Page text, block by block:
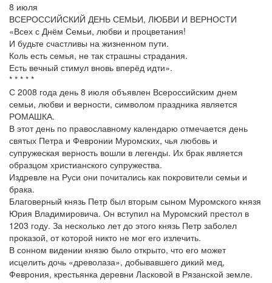
8 июля
ВСЕРОССИЙСКИЙ ДЕНЬ СЕМЬИ, ЛЮБВИ И ВЕРНОСТИ
«Всех с Днём Семьи, любви и процветания!
И будьте счастливы на жизненном пути.
Коль есть семья, не так страшны страдания.
Есть вечный стимул вновь вперёд идти».
* * * * *
С 2008 года день 8 июля объявлен Всероссийским днем
семьи, любви и верности, символом праздника является
РОМАШКА.
В этот день по православному календарю отмечается день
святых Петра и Февронии Муромских, чья любовь и
супружеская верность вошли в легенды. Их брак является
образцом христианского супружества.
Издревле на Руси они почитались как покровители семьи и
брака.
Благоверный князь Петр был вторым сыном Муромского князя
Юрия Владимировича. Он вступил на Муромский престол в
1203 году. За несколько лет до этого князь Петр заболел
проказой, от которой никто не мог его излечить.
В сонном видении князю было открыто, что его может
исцелить дочь «древолаза», добывавшего дикий мед,
Феврония, крестьянка деревни Ласковой в Рязанской земле.